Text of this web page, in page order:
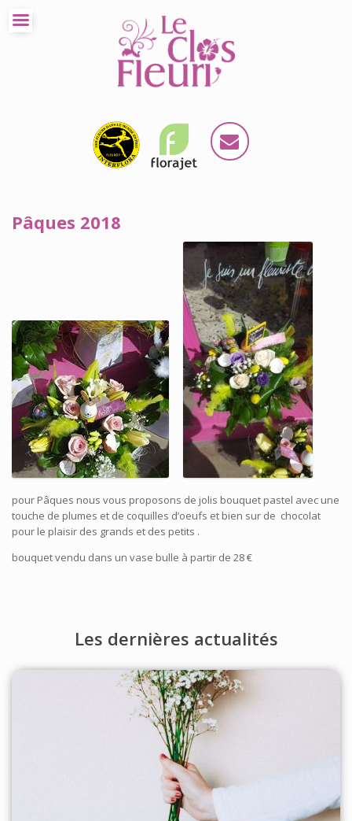
Pâques 2018
pour Pâques nous vous proposons de jolis bouquet pastel avec une
touche de plumes et de coquilles d’oeufs et bien sur de chocolat
pour le plaisir des grands et des petits .
bouquet vendu dans un vase bulle à partir de 28 €
Les dernières actualités